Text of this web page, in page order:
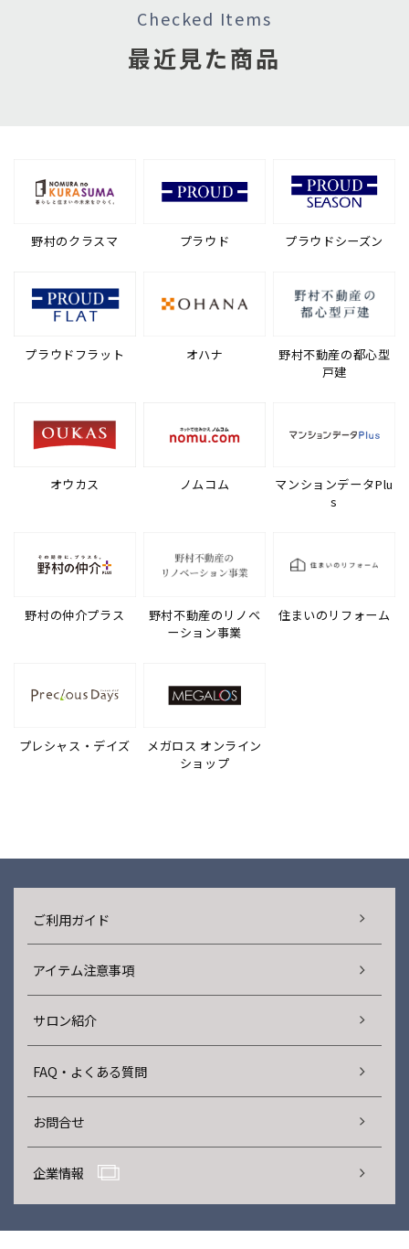
Checked Items
最近見た商品
野村のクラスマ プラウド プラウドシーズン
プラウドフラット オハナ
野村不動産の都心型
戸建
オウカス ノムコム
マンションデータPlu
s
野村の仲介プラス
野村不動産のリノベ
ーション事業
住まいのリフォーム
プレシャス・デイズ
メガロス オンライン
ショップ
ご利用ガイド
アイテム注意事項
サロン紹介
FAQ・よくある質問
お問合せ
企業情報